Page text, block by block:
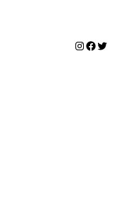
Instagram
Twitter